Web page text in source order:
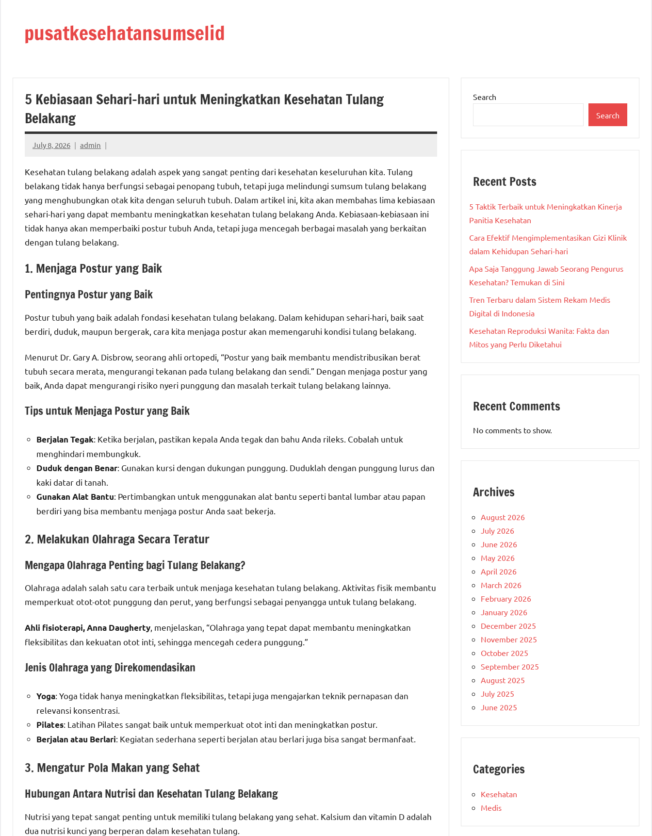
pusatkesehatansumselid
5 Kebiasaan Sehari-hari untuk Meningkatkan Kesehatan Tulang
Belakang
July 8, 2026 admin
Kesehatan tulang belakang adalah aspek yang sangat penting dari kesehatan keseluruhan kita. Tulang
belakang tidak hanya berfungsi sebagai penopang tubuh, tetapi juga melindungi sumsum tulang belakang
yang menghubungkan otak kita dengan seluruh tubuh. Dalam artikel ini, kita akan membahas lima kebiasaan
sehari-hari yang dapat membantu meningkatkan kesehatan tulang belakang Anda. Kebiasaan-kebiasaan ini
tidak hanya akan memperbaiki postur tubuh Anda, tetapi juga mencegah berbagai masalah yang berkaitan
dengan tulang belakang.
1. Menjaga Postur yang Baik
Pentingnya Postur yang Baik
Postur tubuh yang baik adalah fondasi kesehatan tulang belakang. Dalam kehidupan sehari-hari, baik saat
berdiri, duduk, maupun bergerak, cara kita menjaga postur akan memengaruhi kondisi tulang belakang.
Menurut Dr. Gary A. Disbrow, seorang ahli ortopedi, “Postur yang baik membantu mendistribusikan berat
tubuh secara merata, mengurangi tekanan pada tulang belakang dan sendi.” Dengan menjaga postur yang
baik, Anda dapat mengurangi risiko nyeri punggung dan masalah terkait tulang belakang lainnya.
Tips untuk Menjaga Postur yang Baik
Berjalan Tegak: Ketika berjalan, pastikan kepala Anda tegak dan bahu Anda rileks. Cobalah untuk
menghindari membungkuk.
Duduk dengan Benar: Gunakan kursi dengan dukungan punggung. Duduklah dengan punggung lurus dan
kaki datar di tanah.
Gunakan Alat Bantu: Pertimbangkan untuk menggunakan alat bantu seperti bantal lumbar atau papan
berdiri yang bisa membantu menjaga postur Anda saat bekerja.
2. Melakukan Olahraga Secara Teratur
Mengapa Olahraga Penting bagi Tulang Belakang?
Olahraga adalah salah satu cara terbaik untuk menjaga kesehatan tulang belakang. Aktivitas fisik membantu
memperkuat otot-otot punggung dan perut, yang berfungsi sebagai penyangga untuk tulang belakang.
Ahli fisioterapi, Anna Daugherty , menjelaskan, “Olahraga yang tepat dapat membantu meningkatkan
fleksibilitas dan kekuatan otot inti, sehingga mencegah cedera punggung.”
Jenis Olahraga yang Direkomendasikan
Yoga: Yoga tidak hanya meningkatkan fleksibilitas, tetapi juga mengajarkan teknik pernapasan dan
relevansi konsentrasi.
Pilates: Latihan Pilates sangat baik untuk memperkuat otot inti dan meningkatkan postur.
Berjalan atau Berlari: Kegiatan sederhana seperti berjalan atau berlari juga bisa sangat bermanfaat.
3. Mengatur Pola Makan yang Sehat
Hubungan Antara Nutrisi dan Kesehatan Tulang Belakang
Nutrisi yang tepat sangat penting untuk memiliki tulang belakang yang sehat. Kalsium dan vitamin D adalah
dua nutrisi kunci yang berperan dalam kesehatan tulang.
Search
Search
Recent Posts
5 Taktik Terbaik untuk Meningkatkan Kinerja
Panitia Kesehatan
Cara Efektif Mengimplementasikan Gizi Klinik
dalam Kehidupan Sehari-hari
Apa Saja Tanggung Jawab Seorang Pengurus
Kesehatan? Temukan di Sini
Tren Terbaru dalam Sistem Rekam Medis
Digital di Indonesia
Kesehatan Reproduksi Wanita: Fakta dan
Mitos yang Perlu Diketahui
Recent Comments
No comments to show.
Archives
August 2026
July 2026
June 2026
May 2026
April 2026
March 2026
February 2026
January 2026
December 2025
November 2025
October 2025
September 2025
August 2025
July 2025
June 2025
Categories
Kesehatan
Medis